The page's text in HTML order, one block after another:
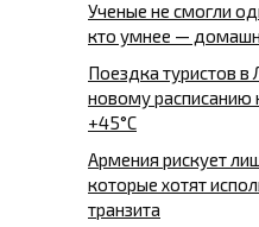
Ученые не смогли
кто умнее —
Поездка туристов в
новому
+45°C
Армения рискует
которые хотят
транзита